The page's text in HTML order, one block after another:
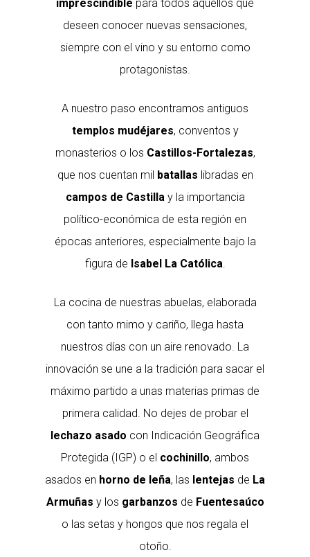
imprescindible para todos aquellos que
deseen conocer nuevas sensaciones,
siempre con el vino y su entorno como
protagonistas.
A nuestro paso encontramos antiguos
templos mudéjares, conventos y
monasterios o los Castillos-Fortalezas,
que nos cuentan mil batallas libradas en
campos de Castilla y la importancia
político-económica de esta región en
épocas anteriores, especialmente bajo la
figura de Isabel La Católica
La cocina de nuestras abuelas, elaborada
con tanto mimo y cariño, llega hasta
nuestros días con un aire renovado. La
innovación se une a la tradición para sacar el
máximo partido a unas materias primas de
primera calidad. No dejes de probar el
lechazo asado con Indicación Geográfica
Protegida (IGP) o el cochinillo, ambos
asados en horno de leña, las lentejas de La
Armuñas y los garbanzos de Fuentesaúco
o las setas y hongos que nos regala el
otoño.